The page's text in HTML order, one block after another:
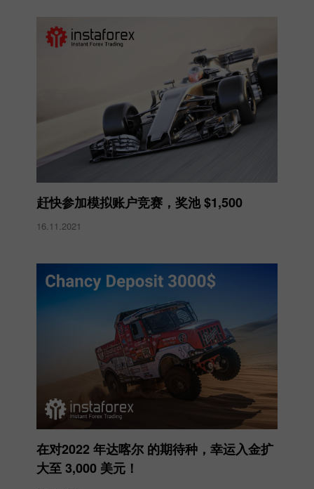
赶快参加模拟账户竞赛，奖池 $1,500
16.11.2021
在对2022 年达喀尔 的期待种，幸运入金扩
大至 3,000 美元！